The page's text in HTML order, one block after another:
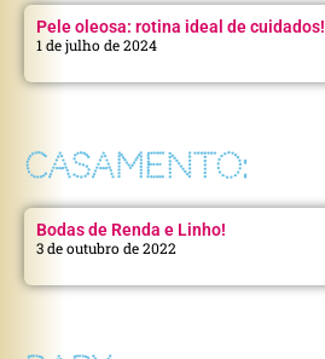
Pele oleosa: rotina ideal de cuidados!
1 de julho de 2024
CASAMENTO:
Bodas de Renda e Linho!
3 de outubro de 2022